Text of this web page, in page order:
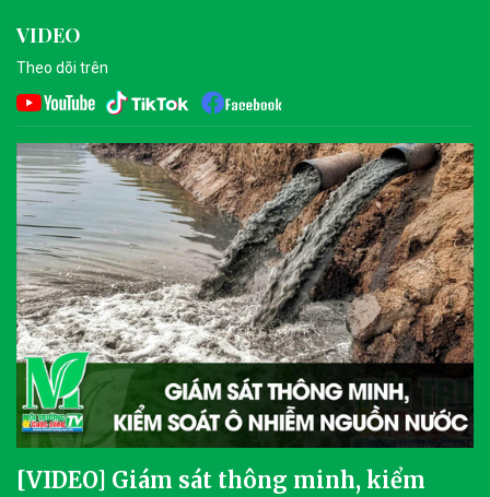
VIDEO
Theo dõi trên
[VIDEO] Giám sát thông minh, kiểm